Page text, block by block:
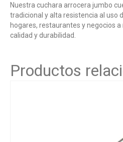
Nuestra cuchara arrocera jumbo
tradicional y alta resistencia al uso
hogares, restaurantes y negocios
calidad y durabilidad.
Productos